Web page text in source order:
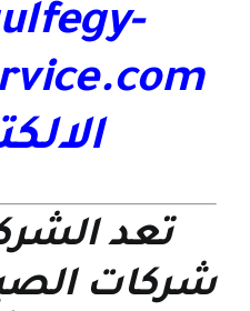
تعد
شركات